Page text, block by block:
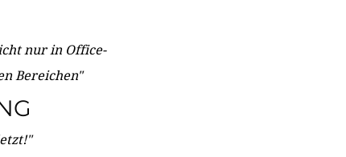
nur in Office-
Bereichen"